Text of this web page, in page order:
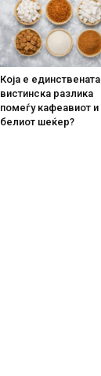
Која е единствената
вистинска разлика
помеѓу кафеавиот и
белиот шеќер?